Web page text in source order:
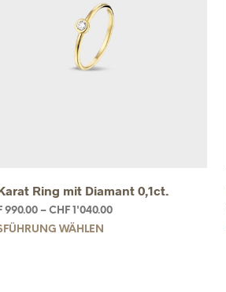
Ring mit Diamant 0,1ct.
990.00 – CHF1'040.00
WÄHLEN